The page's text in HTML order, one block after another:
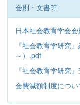
会則・文書等
日本社会教育学会
『社会教育学研究
～）.pdf
『社会教育学研究
会費減額制度につ